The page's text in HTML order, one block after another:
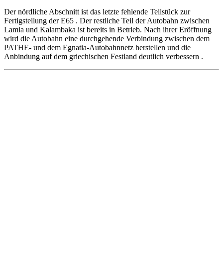
Der nördliche Abschnitt ist das letzte fehlende Teilstück zur
Fertigstellung der E65 . Der restliche Teil der Autobahn zwischen
Lamia und Kalambaka ist bereits in Betrieb. Nach ihrer Eröffnung
wird die Autobahn eine durchgehende Verbindung zwischen dem
PATHE- und dem Egnatia-Autobahnnetz herstellen und die
Anbindung auf dem griechischen Festland deutlich verbessern .